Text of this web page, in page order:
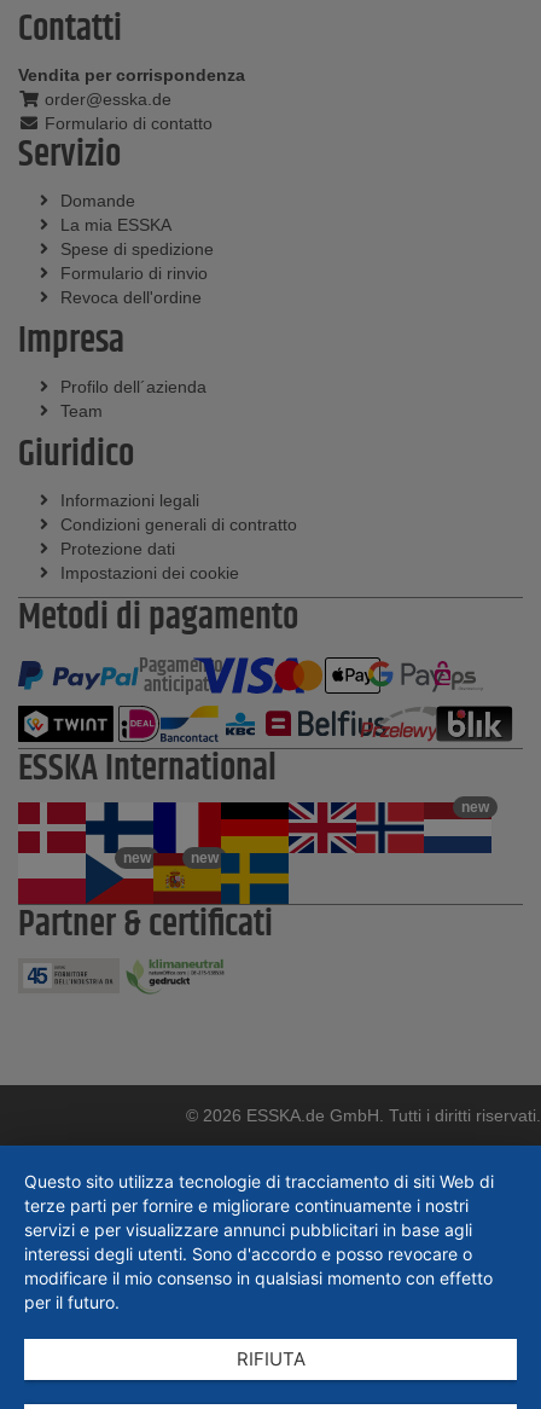
Contatti
Vendita per corrispondenza
order@esska.de
Formulario di contatto
Servizio
Domande
La mia ESSKA
Spese di spedizione
Formulario di rinvio
Revoca dell'ordine
Impresa
Profilo dell´azienda
Team
Giuridico
Informazioni legali
Condizioni generali di contratto
Protezione dati
Impostazioni dei cookie
Metodi di pagamento
Pagamento
anticipato
ESSKA International
new
new new
Partner & certificati
© 2026 ESSKA.de GmbH. Tutti i diritti riservati.
Questo sito utilizza tecnologie di tracciamento di siti Web di
terze parti per fornire e migliorare continuamente i nostri
servizi e per visualizzare annunci pubblicitari in base agli
interessi degli utenti. Sono d'accordo e posso revocare o
modificare il mio consenso in qualsiasi momento con effetto
per il futuro.
RIFIUTA